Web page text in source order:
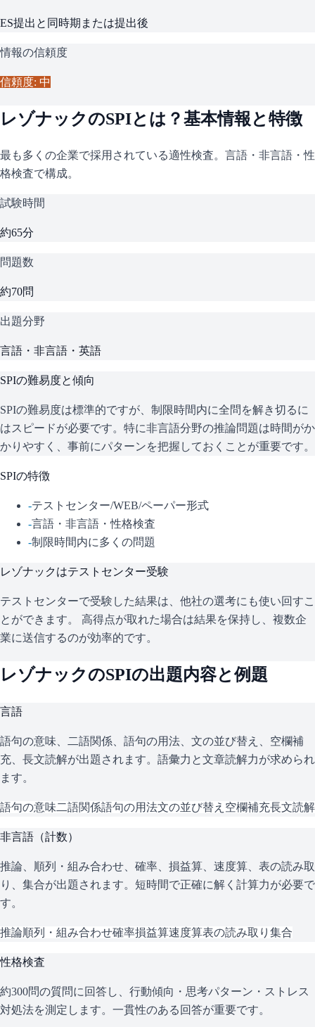
ES提出と同時期または提出後
情報の信頼度
信頼度: 中
レゾナックのSPIとは？基本情報と特徴
最も多くの企業で採用されている適性検査。言語・非言語・性
格検査で構成。
試験時間
約65分
問題数
約70問
出題分野
言語・非言語・英語
SPIの難易度と傾向
SPIの難易度は標準的ですが、制限時間内に全問を解き切るに
はスピードが必要です。特に非言語分野の推論問題は時間がか
かりやすく、事前にパターンを把握しておくことが重要です。
SPIの特徴
-テストセンター/WEB/ペーパー形式
-言語・非言語・性格検査
-制限時間内に多くの問題
レゾナックはテストセンター受験
テストセンターで受験した結果は、他社の選考にも使い回すこ
とができます。 高得点が取れた場合は結果を保持し、複数企
業に送信するのが効率的です。
レゾナックのSPIの出題内容と例題
言語
語句の意味、二語関係、語句の用法、文の並び替え、空欄補
充、長文読解が出題されます。語彙力と文章読解力が求められ
ます。
語句の意味二語関係語句の用法文の並び替え 空欄補充長文読解
非言語（計数）
推論、順列・組み合わせ、確率、損益算、速度算、表の読み取
り、集合が出題されます。短時間で正確に解く計算力が必要で
す。
推論順列・組み合わせ確率損益算速度算表の読み取り 集合
性格検査
約300問の質問に回答し、行動傾向・思考パターン・ストレス
対処法を測定します。一貫性のある回答が重要です。